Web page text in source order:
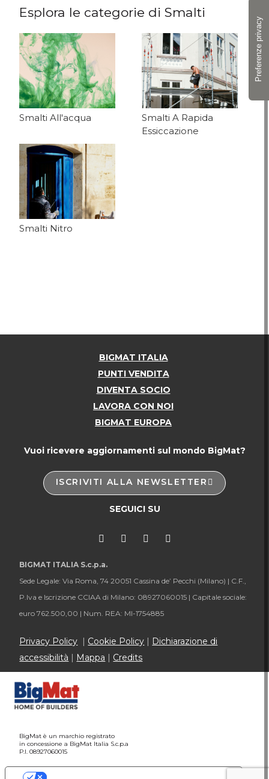
Esplora le categorie di Smalti
Smalti All'acqua
Smalti A Rapida
Essiccazione
Smalti Nitro
BIGMAT ITALIA
PUNTI VENDITA
DIVENTA SOCIO
LAVORA CON NOI
BIGMAT EUROPA
Vuoi ricevere aggiornamenti sul mondo BigMat?
ISCRIVITI ALLA NEWSLETTER
SEGUICI SU
BIGMAT ITALIA S.c.p.a.
Sede Legale: Via Roma, 74 20051 Cassina de’ Pecchi (Milano) | C.F.,
P.Iva e Iscrizione CCIAA di Milano: 08927060015 | Capitale sociale:
euro 762.500,00 | Num. REA: MI-1754885
Privacy Policy Cookie Policy
Dichiarazione di
accessibilità
Mappa Credits
BigMat è un marchio registrato
in concessione a BigMat Italia S.c.p.a
P.I. 08927060015